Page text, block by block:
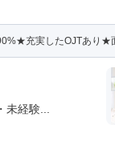
充実したOJTあり★
経験...